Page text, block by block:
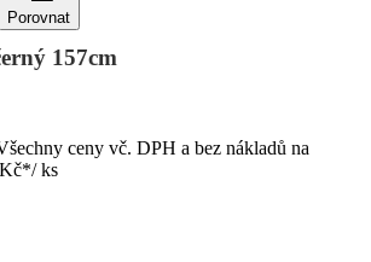
Porovnat
157cm
ceny vč. DPH a bez nákladů na
*/ ks